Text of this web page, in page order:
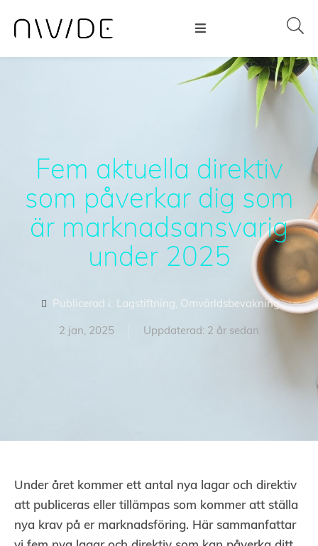
Fem aktuella direktiv
som påverkar dig som
är marknadsansvarig
under 2025
Publicerad i: Lagstiftning, Omvärldsbevakning
2 jan, 2025 Uppdaterad: 2 år sedan
Under året kommer ett antal nya lagar och direktiv
att publiceras eller tillämpas som kommer att ställa
nya krav på er marknadsföring. Här sammanfattar